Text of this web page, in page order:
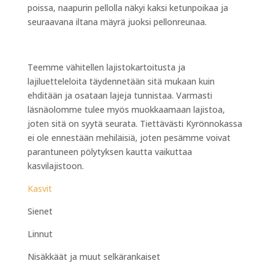
poissa, naapurin pellolla näkyi kaksi ketunpoikaa ja
seuraavana iltana mäyrä juoksi pellonreunaa.
Teemme vähitellen lajistokartoitusta ja
lajiluetteleloita täydennetään sitä mukaan kuin
ehditään ja osataan lajeja tunnistaa. Varmasti
läsnäolomme tulee myös muokkaamaan lajistoa,
joten sitä on syytä seurata. Tiettävästi Kyrönnokassa
ei ole ennestään mehiläisiä, joten pesämme voivat
parantuneen pölytyksen kautta vaikuttaa
kasvilajistoon.
Kasvit
Sienet
Linnut
Nisäkkäät ja muut selkärankaiset